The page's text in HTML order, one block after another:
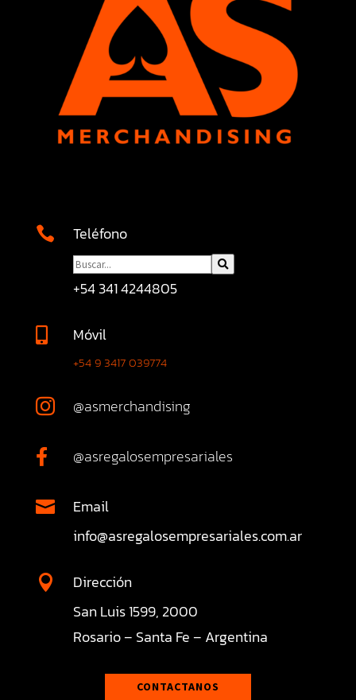
 Teléfono
+54 341 4244805
 Móvil
+54 9 3417 039774
 @asmerchandising
 @asregalosempresariales

Email
info@asregalosempresariales.com.ar

Dirección
San Luis 1599, 2000
Rosario – Santa Fe – Argentina
CONTACTANOS